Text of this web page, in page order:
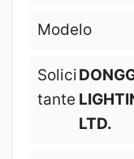
Modelo
Solici
tante
LTD.